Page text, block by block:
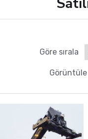
Göre sırala
Görüntüle